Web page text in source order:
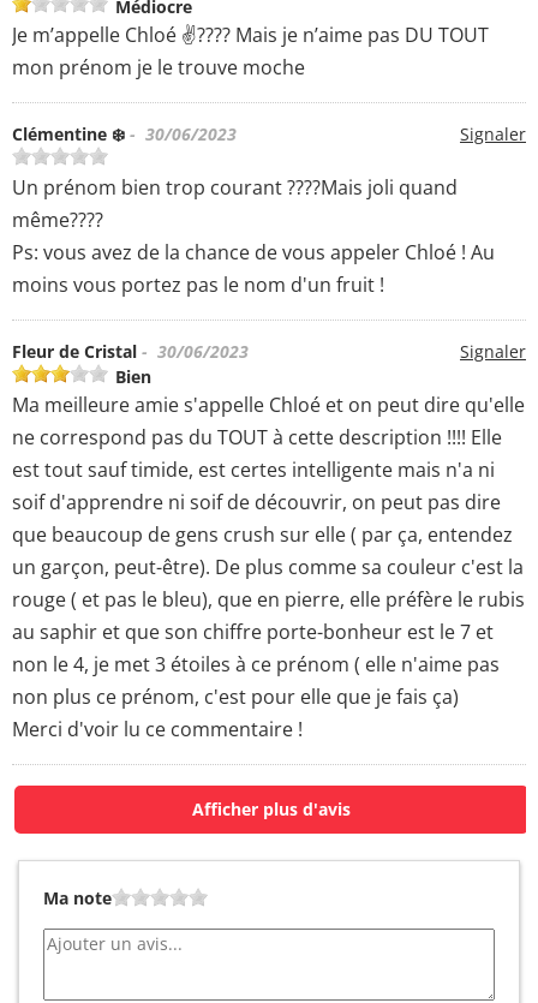
Médiocre
Je m’appelle Chloé ✌???? Mais je n’aime pas DU TOUT
mon prénom je le trouve moche
Signaler
Clémentine ❄️ - 30/06/2023
Un prénom bien trop courant ????Mais joli quand
même????
Ps: vous avez de la chance de vous appeler Chloé ! Au
moins vous portez pas le nom d'un fruit !
Signaler
Fleur de Cristal - 30/06/2023
Bien
Ma meilleure amie s'appelle Chloé et on peut dire qu'elle
ne correspond pas du TOUT à cette description !!!! Elle
est tout sauf timide, est certes intelligente mais n'a ni
soif d'apprendre ni soif de découvrir, on peut pas dire
que beaucoup de gens crush sur elle ( par ça, entendez
un garçon, peut-être). De plus comme sa couleur c'est la
rouge ( et pas le bleu), que en pierre, elle préfère le rubis
au saphir et que son chiffre porte-bonheur est le 7 et
non le 4, je met 3 étoiles à ce prénom ( elle n'aime pas
non plus ce prénom, c'est pour elle que je fais ça)
Merci d'voir lu ce commentaire !
Afficher plus d'avis
Ma note